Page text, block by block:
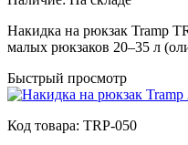
Накидка на рюкзак Tramp
малых рюкзаков 20–35 л
Быстрый просмотр
Код товара: TRP-050